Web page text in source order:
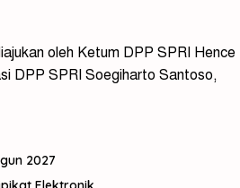
oleh Ketum DPP SPRI Hence
DPP SPRI Soegiharto Santoso,
2027